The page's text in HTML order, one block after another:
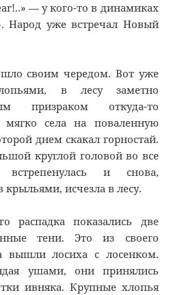
— у кого-то в динамиках
Народ уже встречал Новый
своим чередом. Вот уже
в лесу заметно
призраком откуда-то
мягко села на поваленную
днем скакал горностай.
круглой головой во все
и снова,
исчезла в лесу.
распадка показались две
тени. Это из своего
вышли лосиха с лосенком.
ушами, они принялись
ивняка. Крупные хлопья